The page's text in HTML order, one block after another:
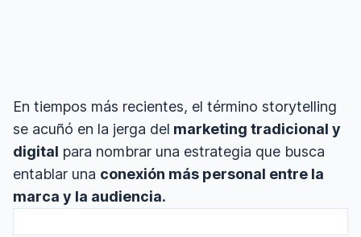
En tiempos más recientes, el término storytelling
se acuñó en la jerga del marketing tradicional y
digital para nombrar una estrategia que busca
entablar una conexión más personal entre la
marca y la audiencia.